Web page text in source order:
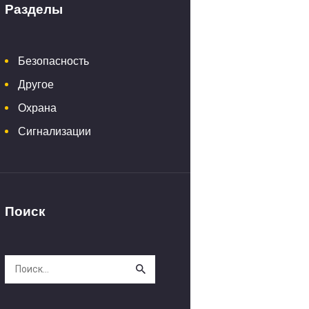
Разделы
Безопасность
Другое
Охрана
Сигнализации
Поиск
Найти: